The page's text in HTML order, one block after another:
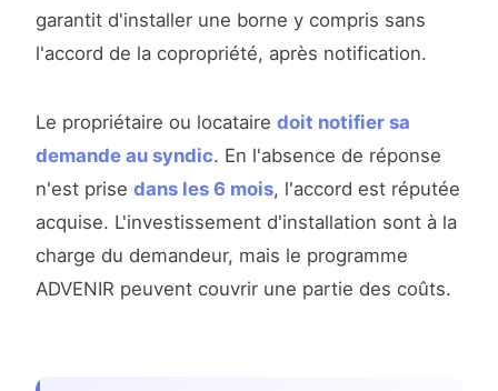
garantit d'installer une borne y compris sans
l'accord de la copropriété, après notification.
Le propriétaire ou locataire doit notifier sa
demande au syndic. En l'absence de réponse
n'est prise dans les 6 mois, l'accord est réputée
acquise. L'investissement d'installation sont à la
charge du demandeur, mais le programme
ADVENIR peuvent couvrir une partie des coûts.